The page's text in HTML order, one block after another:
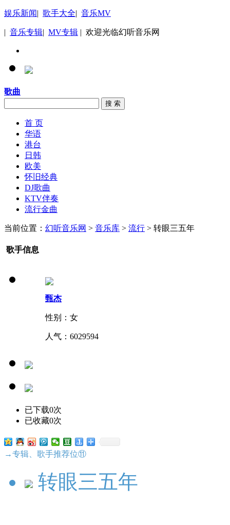
娱乐新闻| 歌手大全| 音乐MV
| 音乐专辑| MV专辑 | 欢迎光临幻听音乐网
歌曲
搜 索
首 页
华语
港台
日韩
欧美
怀旧经典
DJ歌曲
KTV伴奏
流行金曲
当前位置： 幻听音乐网 > 音乐库 > 流行 > 转眼三五年
歌手信息
甄杰
性别：女
人气： 6029594
已下载0次
已收藏0次
→专辑、歌手推荐位⑪
转眼三五年